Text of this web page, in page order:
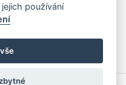
používání